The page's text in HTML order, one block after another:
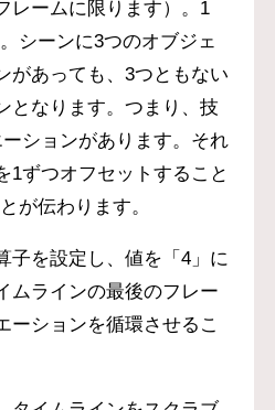
レームに限ります）。1
シーンに3つのオブジェ
があっても、3つともない
となります。つまり、技
ションがあります。それ
1ずつオフセットすること
が伝わります。
子を設定し、値を「4」に
ムラインの最後のフレー
ーションを循環させるこ